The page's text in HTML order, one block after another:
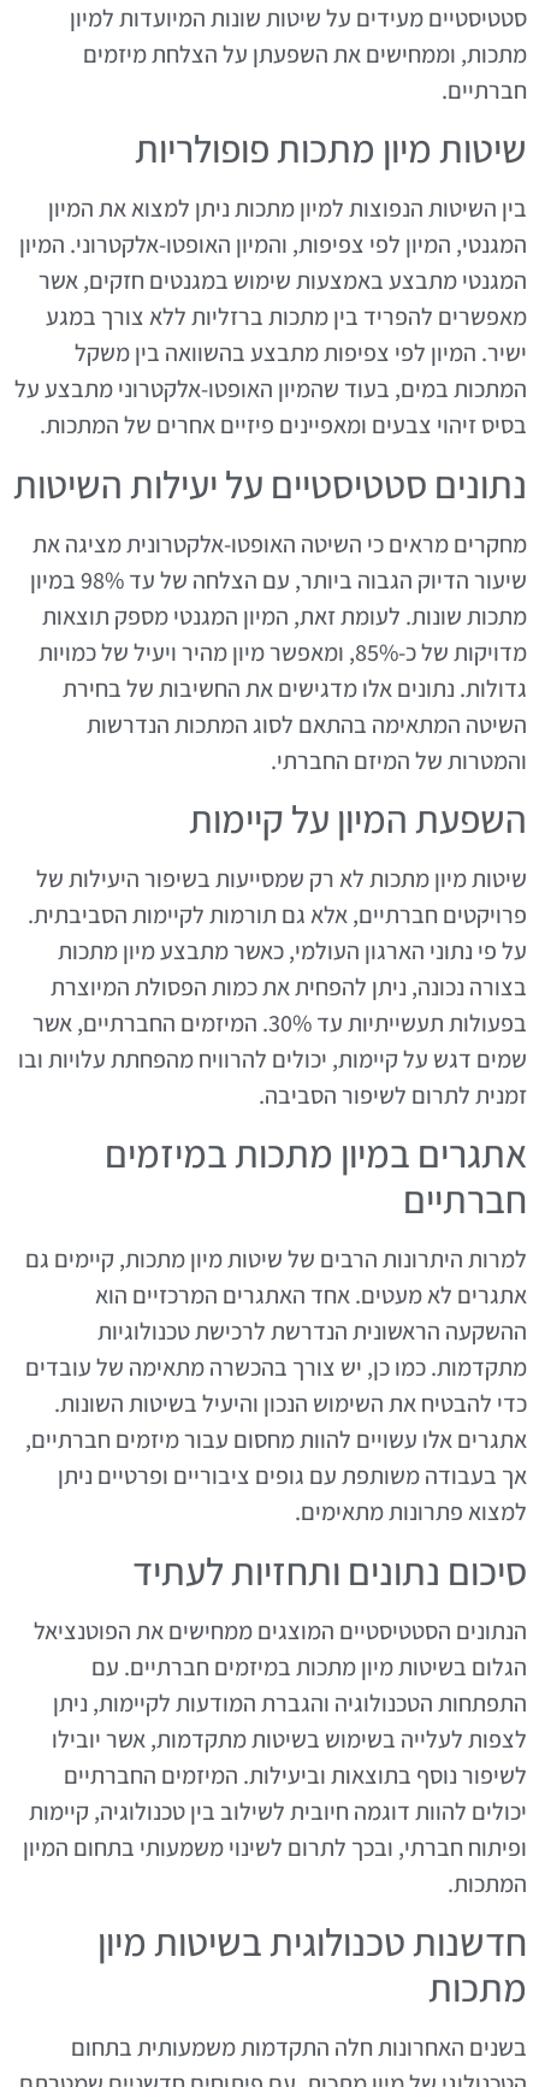
סטטיסטיים מעידים על שיטות שונות המיועדות למיון
מתכות, וממחישים את השפעתן על הצלחת מיזמים
חברתיים.
שיטות מיון מתכות פופולריות
בין השיטות הנפוצות למיון מתכות ניתן למצוא את המיון
המגנטי, המיון לפי צפיפות, והמיון האופטו-אלקטרוני. המיון
המגנטי מתבצע באמצעות שימוש במגנטים חזקים, אשר
מאפשרים להפריד בין מתכות ברזליות ללא צורך במגע
ישיר. המיון לפי צפיפות מתבצע בהשוואה בין משקל
המתכות במים, בעוד שהמיון האופטו-אלקטרוני מתבצע על
בסיס זיהוי צבעים ומאפיינים פיזיים אחרים של המתכות.
נתונים סטטיסטיים על יעילות השיטות
מחקרים מראים כי השיטה האופטו-אלקטרונית מציגה את
שיעור הדיוק הגבוה ביותר, עם הצלחה של עד 98% במיון
מתכות שונות. לעומת זאת, המיון המגנטי מספק תוצאות
מדויקות של כ-85%, ומאפשר מיון מהיר ויעיל של כמויות
גדולות. נתונים אלו מדגישים את החשיבות של בחירת
השיטה המתאימה בהתאם לסוג המתכות הנדרשות
והמטרות של המיזם החברתי.
השפעת המיון על קיימות
שיטות מיון מתכות לא רק שמסייעות בשיפור היעילות של
פרויקטים חברתיים, אלא גם תורמות לקיימות הסביבתית.
על פי נתוני הארגון העולמי, כאשר מתבצע מיון מתכות
בצורה נכונה, ניתן להפחית את כמות הפסולת המיוצרת
בפעולות תעשייתיות עד 30%. המיזמים החברתיים, אשר
שמים דגש על קיימות, יכולים להרוויח מהפחתת עלויות ובו
זמנית לתרום לשיפור הסביבה.
אתגרים במיון מתכות במיזמים
חברתיים
למרות היתרונות הרבים של שיטות מיון מתכות, קיימים גם
אתגרים לא מעטים. אחד האתגרים המרכזיים הוא
ההשקעה הראשונית הנדרשת לרכישת טכנולוגיות
מתקדמות. כמו כן, יש צורך בהכשרה מתאימה של עובדים
כדי להבטיח את השימוש הנכון והיעיל בשיטות השונות.
אתגרים אלו עשויים להוות מחסום עבור מיזמים חברתיים,
אך בעבודה משותפת עם גופים ציבוריים ופרטיים ניתן
למצוא פתרונות מתאימים.
סיכום נתונים ותחזיות לעתיד
הנתונים הסטטיסטיים המוצגים ממחישים את הפוטנציאל
הגלום בשיטות מיון מתכות במיזמים חברתיים. עם
התפתחות הטכנולוגיה והגברת המודעות לקיימות, ניתן
לצפות לעלייה בשימוש בשיטות מתקדמות, אשר יובילו
לשיפור נוסף בתוצאות וביעילות. המיזמים החברתיים
יכולים להוות דוגמה חיובית לשילוב בין טכנולוגיה, קיימות
ופיתוח חברתי, ובכך לתרום לשינוי משמעותי בתחום המיון
המתכות.
חדשנות טכנולוגית בשיטות מיון
מתכות
בשנים האחרונות חלה התקדמות משמעותית בתחום